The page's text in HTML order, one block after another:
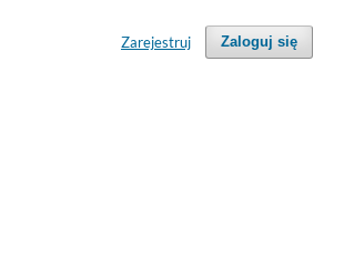
Zaloguj się
Zarejestruj